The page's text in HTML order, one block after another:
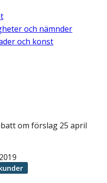
och nämnder
och konst
om förslag 25 april